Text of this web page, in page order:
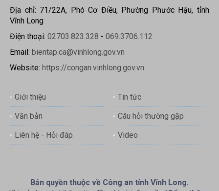
Địa chỉ: 71/22A, Phó Cơ Điều, Phường Phước Hậu, tỉnh
Vĩnh Long
Điện thoại: 02703.823.328 - 069.3706.112
Email: bientap.ca@vinhlong.gov.vn
Website: https://congan.vinhlong.gov.vn
Giới thiệu Tin tức
Văn bản Câu hỏi thường gặp
Liên hệ - Hỏi đáp Video
Bản quyền thuộc về Công an tỉnh Vĩnh Long.